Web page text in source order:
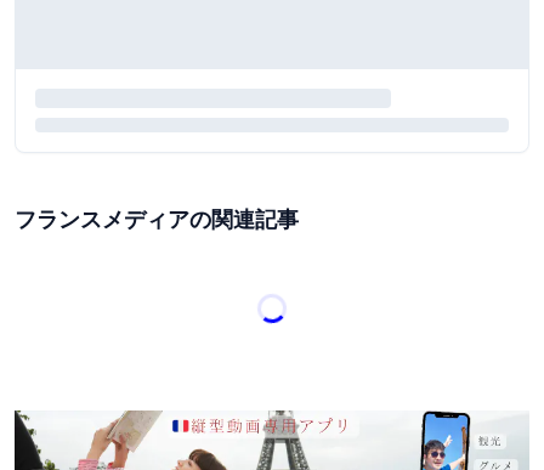
フランスメディアの関連記事